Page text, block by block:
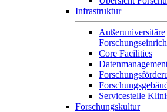
Infrastruktur
Außeruniversitäre
Core Facilities
Servicestelle
Forschungskultur